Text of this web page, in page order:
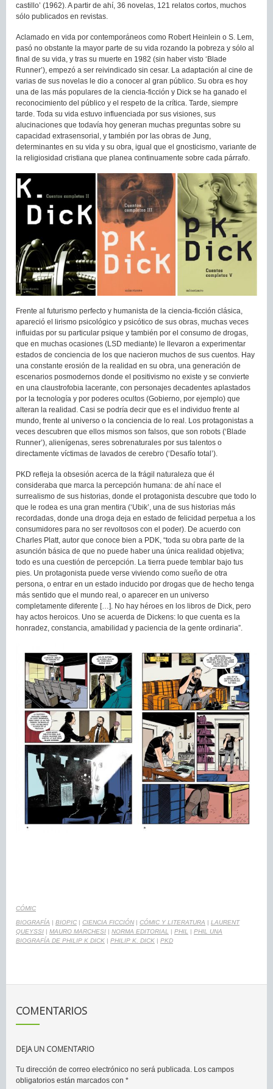
castillo’ (1962). A partir de ahí, 36 novelas, 121 relatos cortos, muchos
sólo publicados en revistas.
Aclamado en vida por contemporáneos como Robert Heinlein o S. Lem,
pasó no obstante la mayor parte de su vida rozando la pobreza y sólo al
final de su vida, y tras su muerte en 1982 (sin haber visto ‘Blade
Runner’), empezó a ser reivindicado sin cesar. La adaptación al cine de
varias de sus novelas le dio a conocer al gran público. Su obra es hoy
una de las más populares de la ciencia-ficción y Dick se ha ganado el
reconocimiento del público y el respeto de la crítica. Tarde, siempre
tarde. Toda su vida estuvo influenciada por sus visiones, sus
alucinaciones que todavía hoy generan muchas preguntas sobre su
capacidad extrasensorial, y también por las obras de Jung,
determinantes en su vida y su obra, igual que el gnosticismo, variante de
la religiosidad cristiana que planea continuamente sobre cada párrafo.
Frente al futurismo perfecto y humanista de la ciencia-ficción clásica,
apareció el lirismo psicológico y psicótico de sus obras, muchas veces
influidas por su particular psique y también por el consumo de drogas,
que en muchas ocasiones (LSD mediante) le llevaron a experimentar
estados de conciencia de los que nacieron muchos de sus cuentos. Hay
una constante erosión de la realidad en su obra, una generación de
escenarios posmodernos donde el positivismo no existe y se convierte
en una claustrofobia lacerante, con personajes decadentes aplastados
por la tecnología y por poderes ocultos (Gobierno, por ejemplo) que
alteran la realidad. Casi se podría decir que es el individuo frente al
mundo, frente al universo o la conciencia de lo real. Los protagonistas a
veces descubren que ellos mismos son falsos, que son robots (‘Blade
Runner’), alienígenas, seres sobrenaturales por sus talentos o
directamente víctimas de lavados de cerebro (‘Desafío total’).
PKD refleja la obsesión acerca de la frágil naturaleza que él
consideraba que marca la percepción humana: de ahí nace el
surrealismo de sus historias, donde el protagonista descubre que todo lo
que le rodea es una gran mentira (‘Ubik’, una de sus historias más
recordadas, donde una droga deja en estado de felicidad perpetua a los
consumidores para no ser revoltosos con el poder). De acuerdo con
Charles Platt, autor que conoce bien a PDK, “toda su obra parte de la
asunción básica de que no puede haber una única realidad objetiva;
todo es una cuestión de percepción. La tierra puede temblar bajo tus
pies. Un protagonista puede verse viviendo como sueño de otra
persona, o entrar en un estado inducido por drogas que de hecho tenga
más sentido que el mundo real, o aparecer en un universo
completamente diferente […]. No hay héroes en los libros de Dick, pero
hay actos heroicos. Uno se acuerda de Dickens: lo que cuenta es la
honradez, constancia, amabilidad y paciencia de la gente ordinaria”.
CÓMIC
BIOGRAFÍA | BIOPIC | CIENCIA FICCIÓN | CÓMIC Y LITERATURA | LAURENT
QUEYSSI | MAURO MARCHESI | NORMA EDITORIAL | PHIL | PHIL UNA
BIOGRAFÍA DE PHILIP K DICK | PHILIP K. DICK | PKD
COMENTARIOS
DEJA UN COMENTARIO
Tu dirección de correo electrónico no será publicada. Los campos
obligatorios están marcados con *